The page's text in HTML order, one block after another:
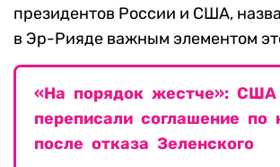
президентов России и США,
в Эр-Рияде важным элементом
«На порядок жестче»: США
переписали соглашение по
после отказа Зеленского